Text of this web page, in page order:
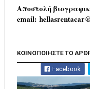
Αποστολή
email: hellasrentacar
ΚΟΙΝΟΠΟΙΗΣΤΕ ΤΟ
Facebook